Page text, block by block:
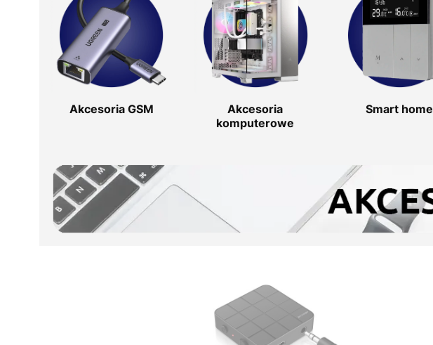
Akcesoria GSM
Akcesoria
komputerowe
Smart home